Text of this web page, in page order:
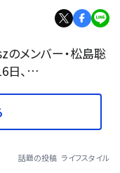
メンバー・松島聡
日、…
話題の投稿 ライフスタイル